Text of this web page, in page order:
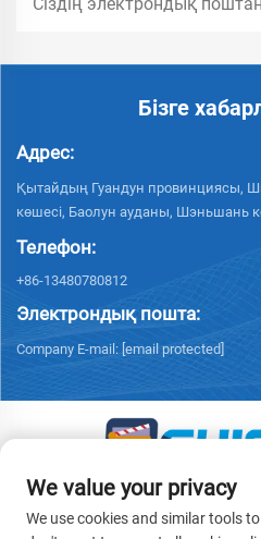
Бізге
Адрес:
Қытайдың Гуандун провинциясы,
көшесі, Баолун ауданы, Шэньшань
Телефон:
+86-13480780812
Электрондық пошта:
Company E-mail: [email protected]
© 2026 «Чисун Интеллидженс
Лимитед» барлық құқықтар
We value your privacy
We use cookies and similar tools